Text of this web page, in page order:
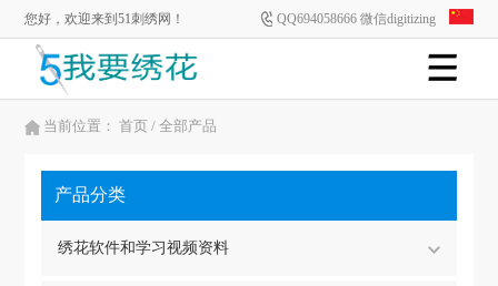
您好，欢迎来到51刺绣网！ QQ694058666 微信digitizing
当前位置：首页 / 全部产品
产品分类
绣花软件和学习视频资料